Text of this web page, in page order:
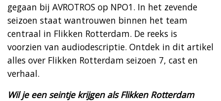
gegaan bij AVROTROS op NPO1. In het zevende
seizoen staat wantrouwen binnen het team
centraal in Flikken Rotterdam. De reeks is
voorzien van audiodescriptie. Ontdek in dit artikel
alles over Flikken Rotterdam seizoen 7, cast en
verhaal.
Wil je een seintje krijgen als Flikken Rotterdam